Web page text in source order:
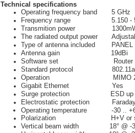
Technical specifications
Operating frequency band 5 GHz
Frequency range 5.150 -
Transmition power
The radiated output power A
Type of antenna included PANEL
Antenna gain 19dBi
Software set Router
Standard protocol 802.11a,
Operation
MIMO
Gigabit Ethernet
Yes
Surge protection ESD up
Electrostatic protection
Operating temperature -30 ..
Polarization
H+V or
Vertical beam width 18° @ -